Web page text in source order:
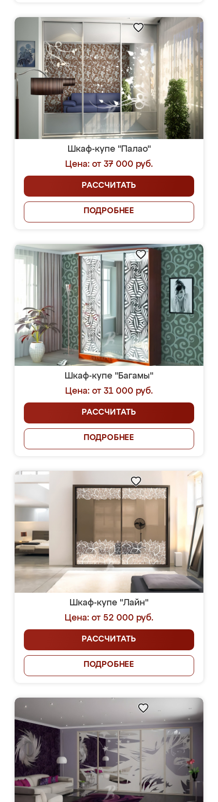
Шкаф-купе "Палао"
Цена: от 37 000 руб.
РАССЧИТАТЬ
ПОДРОБНЕЕ
Шкаф-купе "Багамы"
Цена: от 31 000 руб.
РАССЧИТАТЬ
ПОДРОБНЕЕ
Шкаф-купе "Лайн"
Цена: от 52 000 руб.
РАССЧИТАТЬ
ПОДРОБНЕЕ